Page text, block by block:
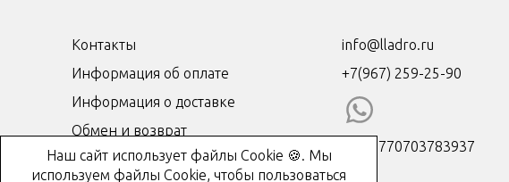
Контакты
Информация об оплате
Информация о доставке
Обмен и возврат
Договор-оферта
info@lladro.ru
+7(967) 259-25-90
ИНН: 770703783937
Наш сайт использует файлы Cookie 🍪. Мы
используем файлы Cookie, чтобы пользоваться